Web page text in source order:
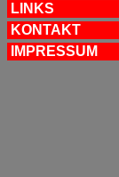
LINKS
KONTAKT
IMPRESSUM